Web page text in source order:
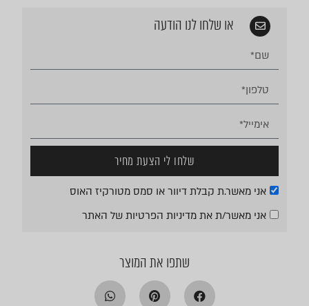
או שלחו לנו הודעה
אני מאשר.ת קבלת דיוור או סמס מטורקיז האוס
אני מאשר/ת את מדיניות הפרטיותשל האתר
שלחו לי הצעת מחיר
שתפו את המוצר